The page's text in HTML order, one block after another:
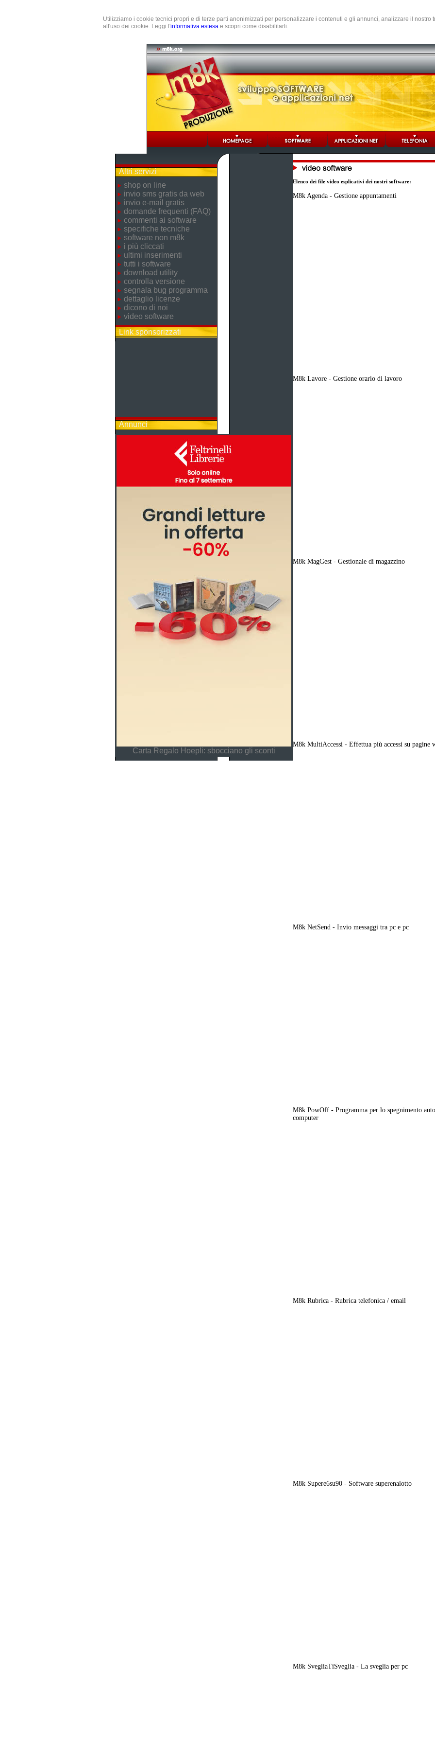
Utilizziamo i cookie tecnici propri e di terze parti anonimizzati per personalizzare i contenuti e gli annunci, analizzare il nostro
all'uso dei cookie. Leggi l'informativa estesa e scopri come disabilitarli.
Altri servizi
shop on line
invio sms gratis da web
invio e-mail gratis
domande frequenti (FAQ)
commenti ai software
specifiche tecniche
software non m8k
i più cliccati
ultimi inserimenti
tutti i software
download utility
controlla versione
segnala bug programma
dettaglio licenze
dicono di noi
video software
Link sponsorizzati
Annunci
Carta Regalo Hoepli: sbocciano gli sconti
Elenco dei file video esplicativi dei nostri software:
M8k Agenda - Gestione appuntamenti
M8k Lavore - Gestione orario di lavoro
M8k MagGest - Gestionale di magazzino
M8k MultiAccessi - Effettua più accessi su pagine
M8k NetSend - Invio messaggi tra pc e pc
M8k PowOff - Programma per lo spegnimento
computer
M8k Rubrica - Rubrica telefonica / email
M8k Supere6su90 - Software superenalotto
M8k SvegliaTiSveglia - La sveglia per pc